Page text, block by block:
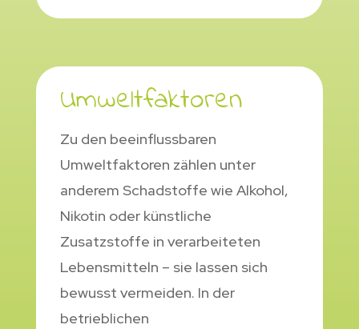
Umweltfaktoren
Zu den beeinflussbaren
Umweltfaktoren zählen unter
anderem Schadstoffe wie Alkohol,
Nikotin oder künstliche
Zusatzstoffe in verarbeiteten
Lebensmitteln – sie lassen sich
bewusst vermeiden. In der
betrieblichen